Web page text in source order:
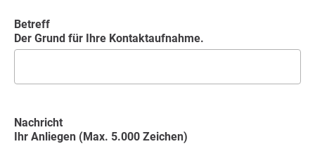
Betreff
Der Grund für Ihre Kontaktaufnahme.
Nachricht
Ihr Anliegen (Max. 5.000 Zeichen)